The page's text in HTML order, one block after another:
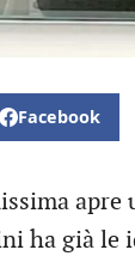
Facebook
ha già le